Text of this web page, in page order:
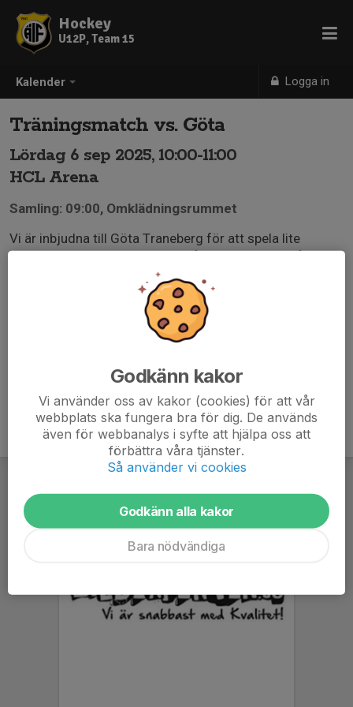
Kalender Logga in
Hockey
U12P, Team 15
Träningsmatch vs. Göta
Lördag 6 sep 2025, 10:00-11:00
HCL Arena
Samling: 09:00, Omklädningsrummet
Vi är inbjudna till Göta Traneberg för att spela lite
träningsmatcher mot dem. Vi får komma med två lag.
Godkänn kakor
Vi använder oss av kakor (cookies) för att vår
webbplats ska fungera bra för dig. De används
även för webbanalys i syfte att hjälpa oss att
förbättra våra tjänster.
Så använder vi cookies
Godkänn alla kakor
Bara nödvändiga